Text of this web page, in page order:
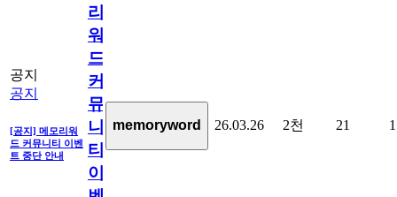
공지
공지
[공지] 메모리워
드 커뮤니티 이벤
트 중단 안내
리
워
드
커
뮤
니
티
이
memoryword 26.03.26 2천 21 1